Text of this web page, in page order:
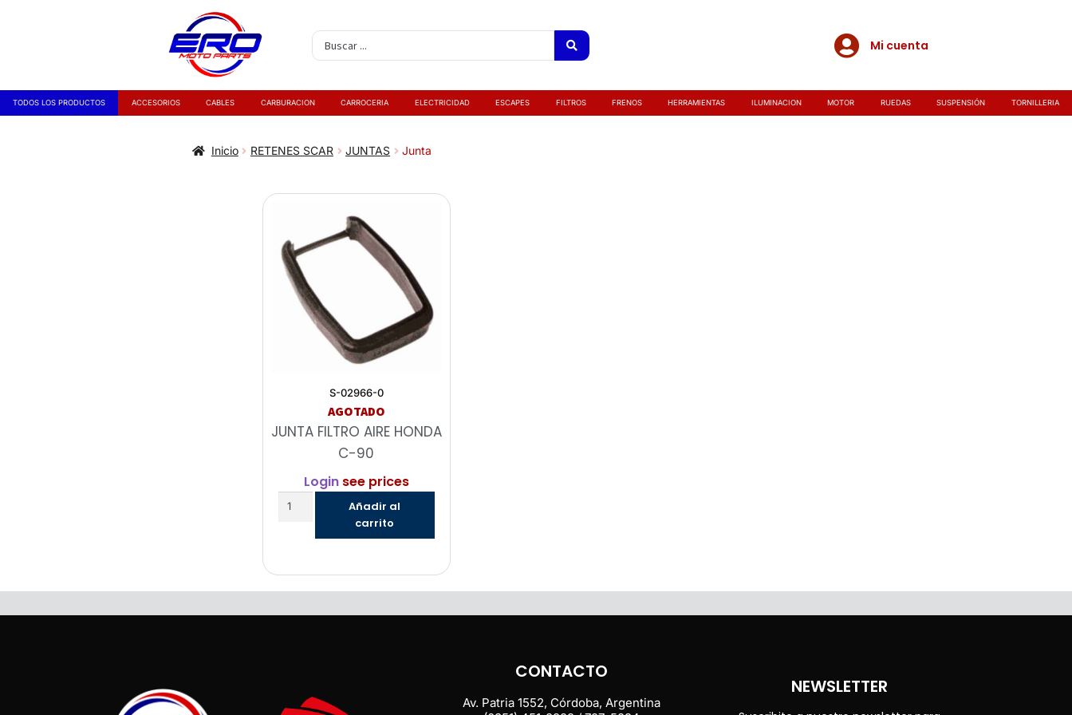
Mi cuenta
TODOS LOS PRODUCTOS ACCESORIOS CABLES CARBURACION CARROCERIA ELECTRICIDAD ESCAPES FILTROS FRENOS HERRAMIENTAS ILUMINACION MOTOR RUEDAS SUSPENSIÓN TORNILLERIA
Inicio RETENES SCAR JUNTAS Junta
S-02966-0
AGOTADO
JUNTA FILTRO AIRE HONDA
C-90
Loginsee prices
Añadir al
carrito
CONTACTO
Av. Patria 1552, Córdoba, Argentina
NEWSLETTER